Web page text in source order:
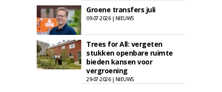
Groene transfers juli
09-07-2026 | NIEUWS
Trees for All: vergeten
stukken openbare ruimte
bieden kansen voor
vergroening
29-07-2026 | NIEUWS